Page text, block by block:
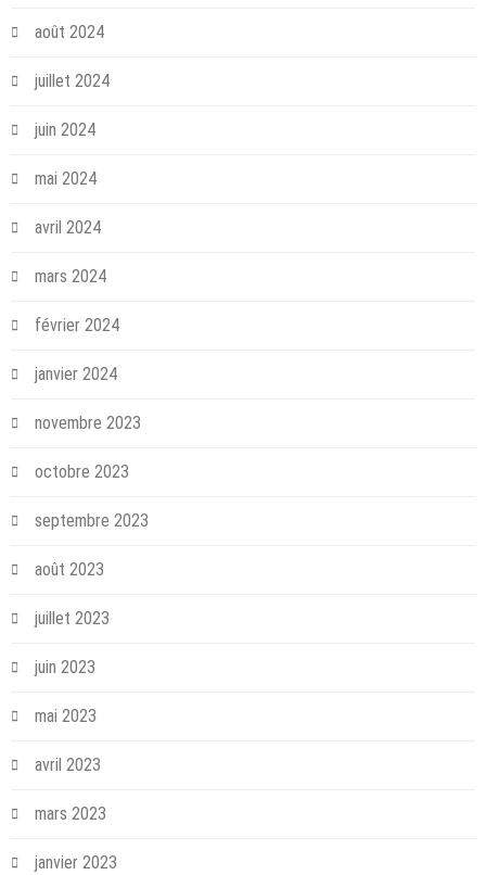
août 2024
juillet 2024
juin 2024
mai 2024
avril 2024
mars 2024
février 2024
janvier 2024
novembre 2023
octobre 2023
septembre 2023
août 2023
juillet 2023
juin 2023
mai 2023
avril 2023
mars 2023
janvier 2023